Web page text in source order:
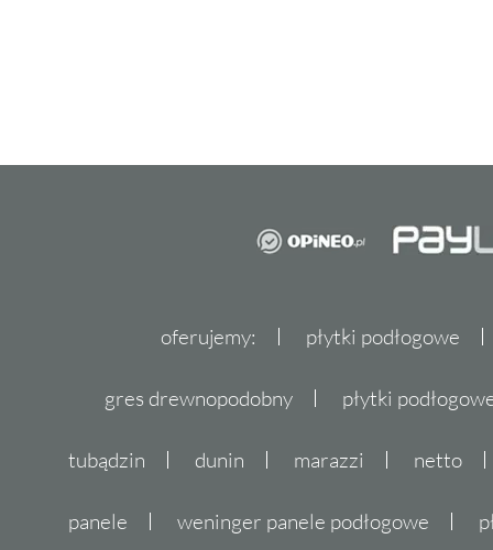
oferujemy: płytki podłogowe
gres drewnopodobny płytki
tubądzin dunin marazzi netto
panele weninger panele podłogowe